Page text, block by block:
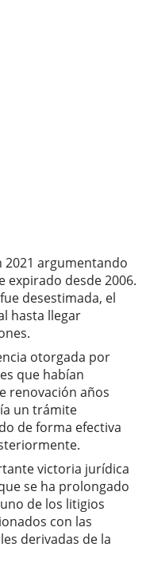
2021 argumentando
expirado desde 2006.
desestimada, el
hasta llegar
otorgada por
que habían
renovación años
un trámite
de forma efectiva
victoria jurídica
se ha prolongado
de los litigios
con las
derivadas de la